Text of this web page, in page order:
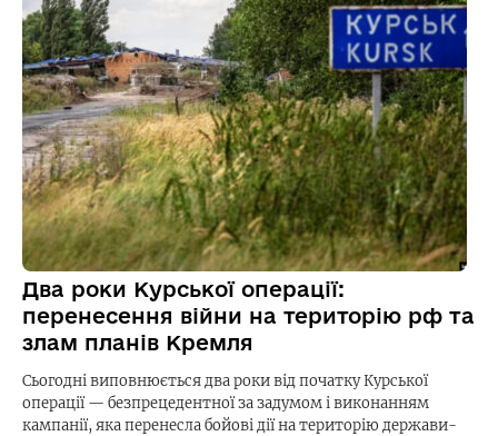
Два роки Курської операції:
перенесення війни на територію рф та
злам планів Кремля
Сьогодні виповнюється два роки від початку Курської
операції — безпрецедентної за задумом і виконанням
кампанії, яка перенесла бойові дії на територію держави-